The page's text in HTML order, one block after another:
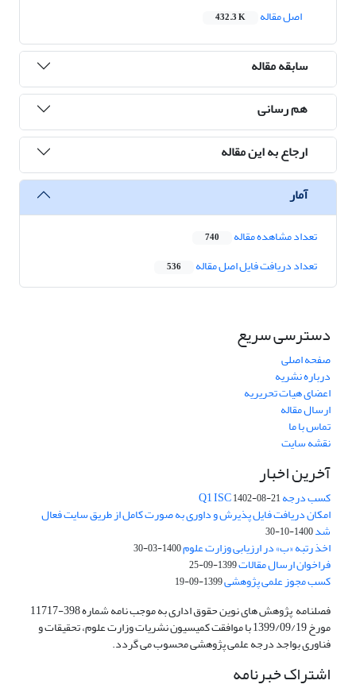
اصل مقاله
432.3 K
سابقه مقاله
هم رسانی
ارجاع به این مقاله
آمار
تعداد مشاهده مقاله 740
تعداد دریافت فایل اصل مقاله 536
دسترسی سریع
صفحه اصلی
درباره نشریه
اعضای هیات تحریریه
ارسال مقاله
تماس با ما
نقشه سایت
آخرین اخبار
کسب درجه Q1 ISC1402-08-21
امکان دریافت فایل پذیرش و داوری به صورت کامل از طریق سایت فعال
شد1400-10-30
اخذ رتبه «ب» در ارزیابی وزارت علوم1400-03-30
فراخوان ارسال مقالات1399-09-25
کسب مجوز علمی پژوهشی1399-09-19
فصلنامه پژوهش های نوین حقوق اداری به موجب نامه شماره 398-11717
مورخ 1399/09/19 با موافقت کمیسیون نشریات وزارت علوم، تحقیقات و
فناوری بواجد درجه علمی پژوهشی محسوب می گردد.
اشتراک خبرنامه